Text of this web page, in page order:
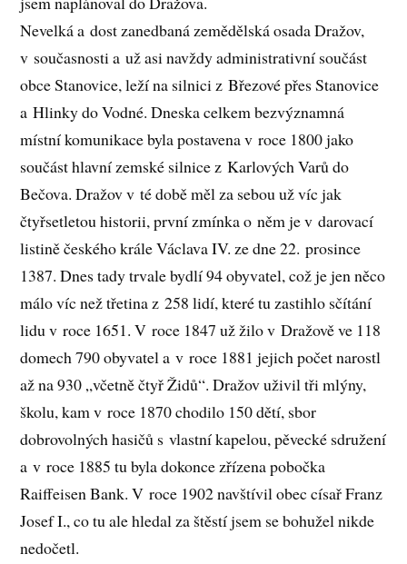
Nevelká a dost zanedbaná zemědělská osada Dražov,
v současnosti a už asi navždy administrativní součást
obce Stanovice, leží na silnici z Březové přes Stanovice
a Hlinky do Vodné. Dneska celkem bezvýznamná
místní komunikace byla postavena v roce 1800 jako
součást hlavní zemské silnice z Karlových Varů do
Bečova. Dražov v té době měl za sebou už víc jak
čtyřsetletou historii, první zmínka o něm je v darovací
listině českého krále Václava IV. ze dne 22. prosince
1387. Dnes tady trvale bydlí 94 obyvatel, což je jen něco
málo víc než třetina z 258 lidí, které tu zastihlo sčítání
lidu v roce 1651. V roce 1847 už žilo v Dražově ve 118
domech 790 obyvatel a v roce 1881 jejich počet narostl
až na 930 „včetně čtyř Židů“. Dražov uživil tři mlýny,
školu, kam v roce 1870 chodilo 150 dětí, sbor
dobrovolných hasičů s vlastní kapelou, pěvecké sdružení
a v roce 1885 tu byla dokonce zřízena pobočka
Raiffeisen Bank. V roce 1902 navštívil obec císař Franz
Josef I., co tu ale hledal za štěstí jsem se bohužel nikde
nedočetl.